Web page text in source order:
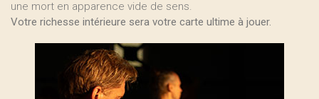
une mort en apparence vide de sens.
Votre richesse intérieure sera votre carte ultime à jouer.